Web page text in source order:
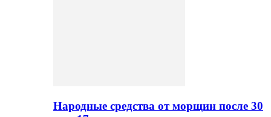
Народные средства от морщин после 30